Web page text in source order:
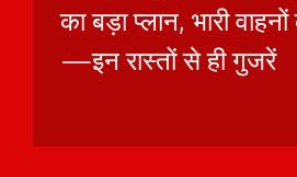
का बड़ा प्लान, भारी
—इन रास्तों से ही गुजरें